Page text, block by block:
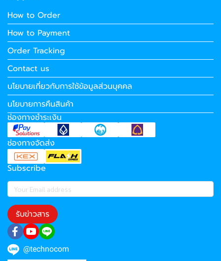
How to Order
How to Payment
Order Tracking
Contact us
นโยบายเกี่ยวกับการใช้ข้อมูลส่วนบุคคล
นโยบายการคืนสินค้า
ช่องทางชำระเงิน
ช่องทางจัดส่ง
Subscribe
รับข่าวสาร
@technocom